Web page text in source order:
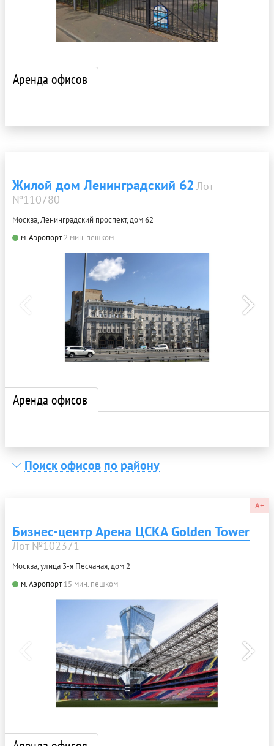
Аренда офисов
Жилой дом Ленинградский 62 Лот
№110780
Москва, Ленинградский проспект, дом 62
м. Аэропорт 2 мин. пешком
Аренда офисов
Поиск офисов по району
A+
Бизнес-центр Арена ЦСКА Golden Tower
Лот №102371
Москва, улица 3-я Песчаная, дом 2
м. Аэропорт 15 мин. пешком